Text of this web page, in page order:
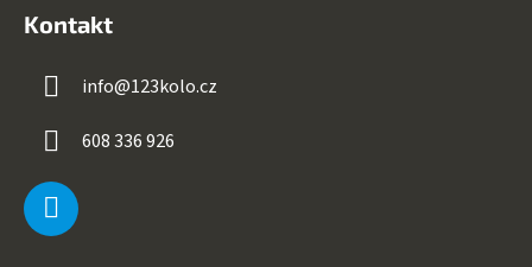
Kontakt
info@123kolo.cz
608 336 926